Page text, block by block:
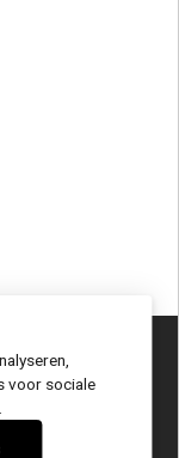
|Sitemap
voor sociale